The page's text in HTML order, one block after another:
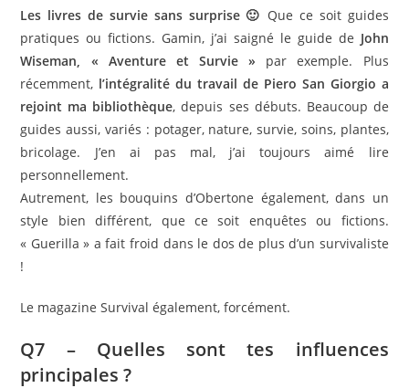
Les livres de survie sans surprise 🙂 Que ce soit guides
pratiques ou fictions. Gamin, j’ai saigné le guide de John
Wiseman, « Aventure et Survie » par exemple. Plus
récemment, l’intégralité du travail de Piero San Giorgio a
rejoint ma bibliothèque, depuis ses débuts. Beaucoup de
guides aussi, variés : potager, nature, survie, soins, plantes,
bricolage. J’en ai pas mal, j’ai toujours aimé lire
personnellement.
Autrement, les bouquins d’Obertone également, dans un
style bien différent, que ce soit enquêtes ou fictions.
« Guerilla » a fait froid dans le dos de plus d’un survivaliste
!
Le magazine Survival également, forcément.
Q7 – Quelles sont tes influences
principales ?